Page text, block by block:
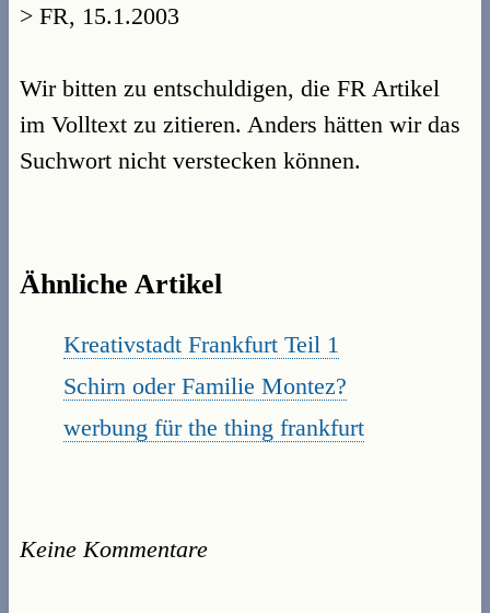
> FR, 15.1.2003
Wir bitten zu entschuldigen, die FR Artikel
im Volltext zu zitieren. Anders hätten wir das
Suchwort nicht verstecken können.
Ähnliche Artikel
Kreativstadt Frankfurt Teil 1
Schirn oder Familie Montez?
werbung für the thing frankfurt
Keine Kommentare